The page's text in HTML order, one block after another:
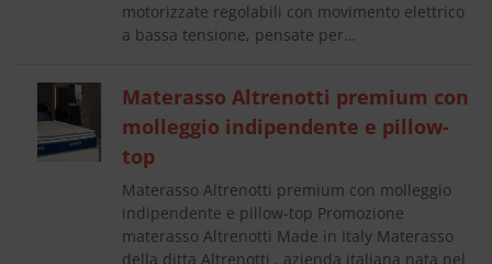
motorizzate regolabili con movimento elettrico
a bassa tensione, pensate per…
Materasso Altrenotti premium con
molleggio indipendente e pillow-
top
Materasso Altrenotti premium con molleggio
indipendente e pillow-top Promozione
materasso Altrenotti Made in Italy Materasso
della ditta Altrenotti , azienda italiana nata nel